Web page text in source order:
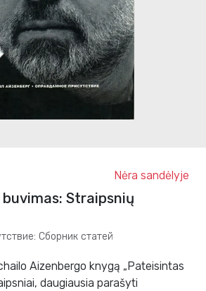
Nėra sandėlyje
Straipsnių
Сборник статей
Aizenbergo knygą „Pateisintas
daugiausia parašyti